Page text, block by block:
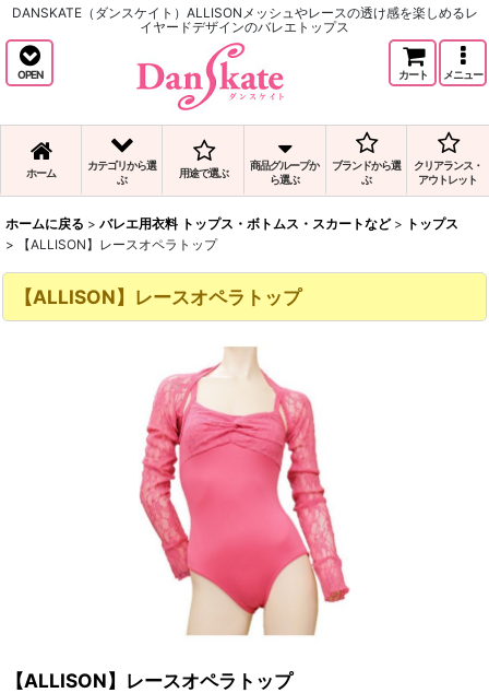
DANSKATE（ダンスケイト）ALLISONメッシュやレースの透け感を楽しめるレ
イヤードデザインのバレエトップス
OPEN カート メニュー
ホーム
カテゴリから選
ぶ
用途で選ぶ
商品グループか
ら選ぶ
ブランドから選
ぶ
クリアランス・
アウトレット
ホームに戻る > バレエ用衣料 トップス・ボトムス・スカートなど > トップス
>
【ALLISON】レースオペラトップ
【ALLISON】レースオペラトップ
【ALLISON】レースオペラトップ